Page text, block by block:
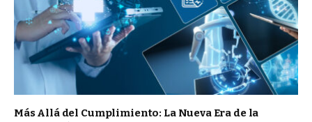
Más Allá del Cumplimiento: La Nueva Era de la